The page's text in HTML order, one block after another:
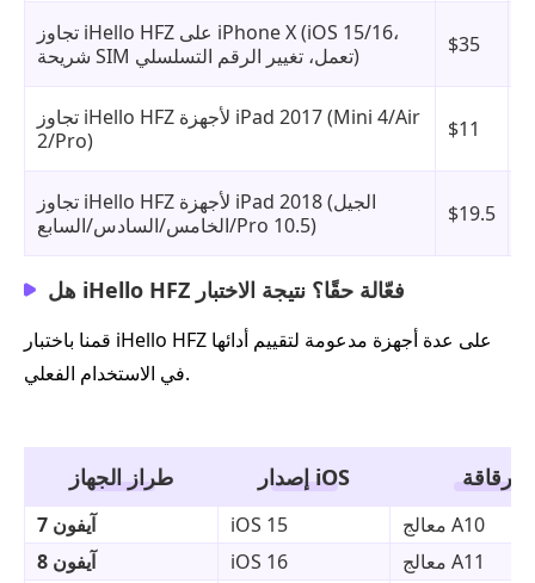
تجاوز iHello HFZ على iPhone X (iOS 15/16،
شريحة SIM تعمل، تغيير الرقم التسلسلي)
$35
تجاوز iHello HFZ لأجهزة iPad 2017 (Mini 4/Air
2/Pro)
$11
تجاوز iHello HFZ لأجهزة iPad 2018 (الجيل
الخامس/السادس/السابع/Pro 10.5)
$19.5
هل iHello HFZ فعّالة حقًا؟ نتيجة الاختبار
قمنا باختبار iHello HFZ على عدة أجهزة مدعومة لتقييم أدائها
في الاستخدام الفعلي.
طراز الجهاز إصدار iOS رقاقة
آيفون 7 iOS 15
معالج A10
آيفون 8
iOS 16
معالج A11